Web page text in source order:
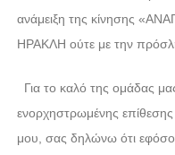
ανάμειξη της κίνησης
ΗΡΑΚΛΗ ούτε με την
Για το καλό της ομάδας
ενορχηστρωμένης
μου, σας δηλώνω ότι